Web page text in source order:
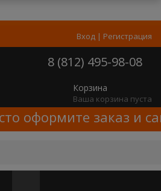
Вход | Регистрация
8 (812) 495-98-08
Корзина
Ваша корзина пуста
оформите заказ и